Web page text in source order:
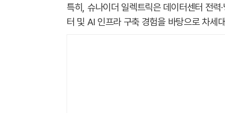
특히, 슈나이더 일렉트릭은 데이터센터 전력
터 및 AI 인프라 구축 경험을 바탕으로 차세